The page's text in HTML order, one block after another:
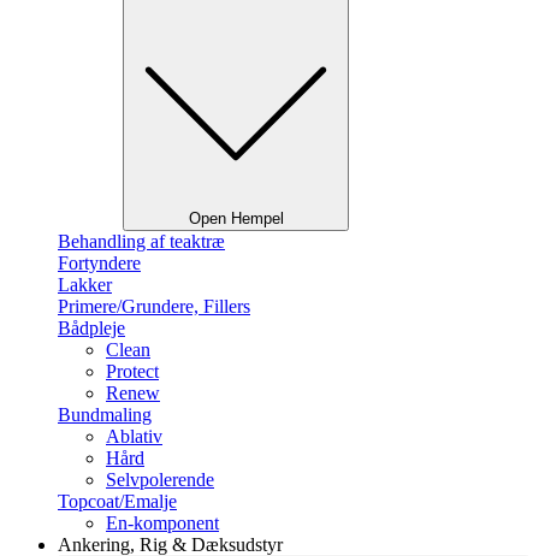
Open Hempel
Behandling af teaktræ
Fortyndere
Lakker
Primere/Grundere, Fillers
Bådpleje
Clean
Protect
Renew
Bundmaling
Ablativ
Hård
Selvpolerende
Topcoat/Emalje
En-komponent
Ankering, Rig & Dæksudstyr